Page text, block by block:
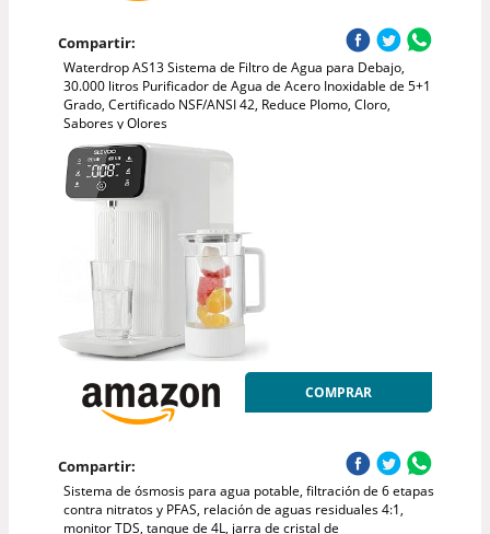
Compartir:
Waterdrop AS13 Sistema de Filtro de Agua para Debajo,
30.000 litros Purificador de Agua de Acero Inoxidable de 5+1
Grado, Certificado NSF/ANSI 42, Reduce Plomo, Cloro,
Sabores y Olores
COMPRAR
Compartir:
Sistema de ósmosis para agua potable, filtración de 6 etapas
contra nitratos y PFAS, relación de aguas residuales 4:1,
monitor TDS, tanque de 4L, jarra de cristal de